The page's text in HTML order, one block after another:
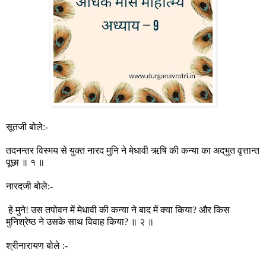
सूतजी बोले:-
तदनन्तर विस्मय से युक्त नारद मुनि ने मेधावी ऋषि की कन्या का अद्‌भुत वृत्तान्त
पूछा ॥ १ ॥
नारदजी बोले:-
हे मुने! उस तपोवन में मेधावी की कन्या ने बाद में क्या किया? और किस
मुनिश्रेष्ठ ने उसके साथ विवाह किया? ॥ २ ॥
श्रीनारायण बोले :-